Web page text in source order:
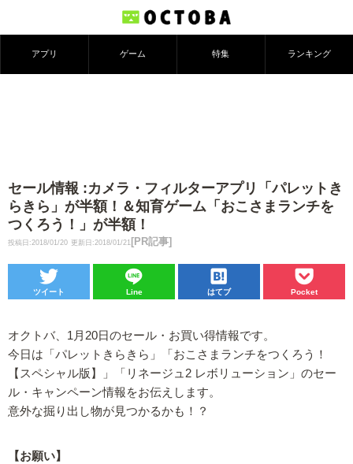
アプリ ゲーム 特集 ランキング
セール情報 :カメラ・フィルターアプリ「パレットき
らきら」が半額！＆知育ゲーム「おこさまランチを
つくろう！」が半額！
投稿日:2018/01/20 更新日:2018/01/21 [PR記事]
ツイート Line はてブ Pocket
オクトバ、1月20日のセール・お買い得情報です。
今日は「パレットきらきら」「おこさまランチをつくろう！
【スペシャル版】」「リネージュ2 レボリューション」のセー
ル・キャンペーン情報をお伝えします。
意外な掘り出し物が見つかるかも！？
【お願い】